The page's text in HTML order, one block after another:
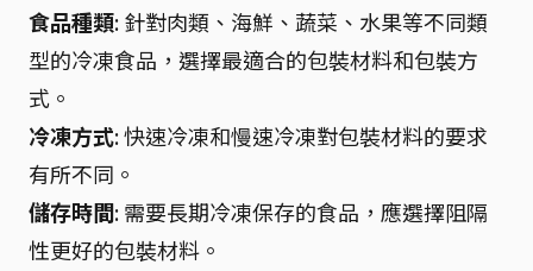
食品種類: 針對肉類、海鮮、蔬菜、水果等不同類
型的冷凍食品，選擇最適合的包裝材料和包裝方
式。
冷凍方式: 快速冷凍和慢速冷凍對包裝材料的要求
有所不同。
儲存時間: 需要長期冷凍保存的食品，應選擇阻隔
性更好的包裝材料。